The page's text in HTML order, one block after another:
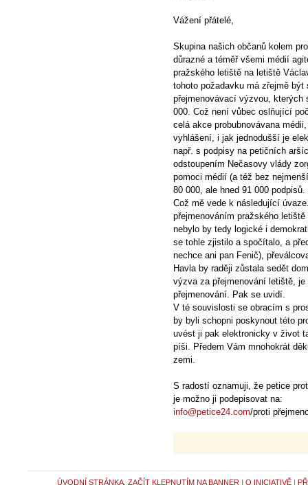
Vážení přátelé,
Skupina našich občanů kolem
důrazné a téměř všemi médií
pražského letiště na letiště
tohoto požadavku má zřejmě být
přejmenovávací výzvou, kterých
000. Což není vůbec oslňující
celá akce probubnovávana
vyhlášení, i jak jednodušší je
např. s podpisy na petičních
odstoupením Nečasovy vlády
pomoci médií (a též bez
80 000, ale hned 91 000 podpisů.
Což mě vede k následující
přejmenováním pražského
nebylo by tedy logické i
se tohle zjistilo a spočítalo, a
nechce ani pan Fenič),
Havla by raději zůstala sedět
výzva za přejmenování letiště,
přejmenování. Pak se uvidí.
V té souvislosti se obracím s
by byli schopni poskynout této
uvést ji pak elektronicky v život
píši. Předem Vám mnohokrát
zemi.
S radostí oznamuji, že petice
je možno ji podepisovat na:
info@petice24.com/proti
ÚVODNÍ STRÁNKA, ZAČÍT KLEPNUTÍM NA BANNER | O INICIATIVĚ|